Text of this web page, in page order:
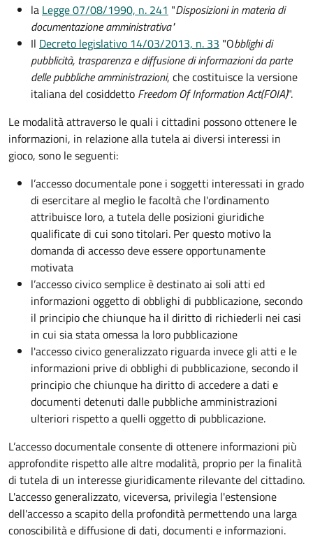
la Legge 07/08/1990, n. 241 "Disposizioni in materia di
documentazione amministrativa"
Il Decreto legislativo 14/03/2013, n. 33 "Obblighi di
pubblicità, trasparenza e diffusione di informazioni da parte
delle pubbliche amministrazioni, che costituisce la versione
italiana del cosiddetto Freedom Of Information Act(FOIA)".
Le modalità attraverso le quali i cittadini possono ottenere le
informazioni, in relazione alla tutela ai diversi interessi in
gioco, sono le seguenti:
l’accesso documentale pone i soggetti interessati in grado
di esercitare al meglio le facoltà che l'ordinamento
attribuisce loro, a tutela delle posizioni giuridiche
qualificate di cui sono titolari. Per questo motivo la
domanda di accesso deve essere opportunamente
motivata
l’accesso civico semplice è destinato ai soli atti ed
informazioni oggetto di obblighi di pubblicazione, secondo
il principio che chiunque ha il diritto di richiederli nei casi
in cui sia stata omessa la loro pubblicazione
l'accesso civico generalizzato riguarda invece gli atti e le
informazioni prive di obblighi di pubblicazione, secondo il
principio che chiunque ha diritto di accedere a dati e
documenti detenuti dalle pubbliche amministrazioni
ulteriori rispetto a quelli oggetto di pubblicazione.
L’accesso documentale consente di ottenere informazioni più
approfondite rispetto alle altre modalità, proprio per la finalità
di tutela di un interesse giuridicamente rilevante del cittadino.
L'accesso generalizzato, viceversa, privilegia l'estensione
dell'accesso a scapito della profondità permettendo una larga
conoscibilità e diffusione di dati, documenti e informazioni.